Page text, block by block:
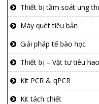
Thiết bị tầm soát ung
Máy quét tiêu bản
Giải pháp tế bào học
Thiết bị – Vật tư tiêu hao
Kit PCR & qPCR
Kit tách chiết